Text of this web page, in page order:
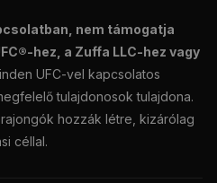
nem támogatja
hez, a Zuffa LLC-hez vagy
UFC-vel kapcsolatos
tulajdonosok tulajdona.
hozzák létre, kizárólag
céllal.